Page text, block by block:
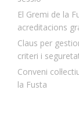
El Gremi de la
acreditacions
Claus per
criteri i
Conveni
la Fusta